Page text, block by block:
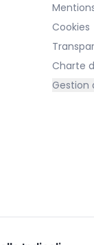
Cookies
Charte
Gestion